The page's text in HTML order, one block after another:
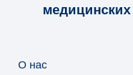
О нас